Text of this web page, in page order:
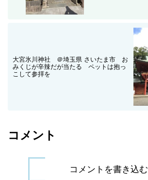
大宮氷川神社 ＠埼玉県 さいたま市 お
みくじが辛辣だが当たる ペットは抱っ
こして参拝を
コメント
コメントを書き込む